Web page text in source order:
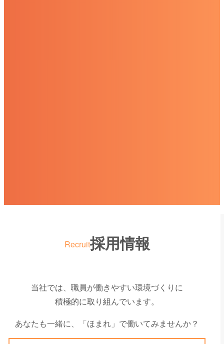
採用情報
Recruit
当社では、職員が働きやすい環境づくりに
積極的に取り組んでいます。
あなたも一緒に、「ほまれ」で働いてみませんか？